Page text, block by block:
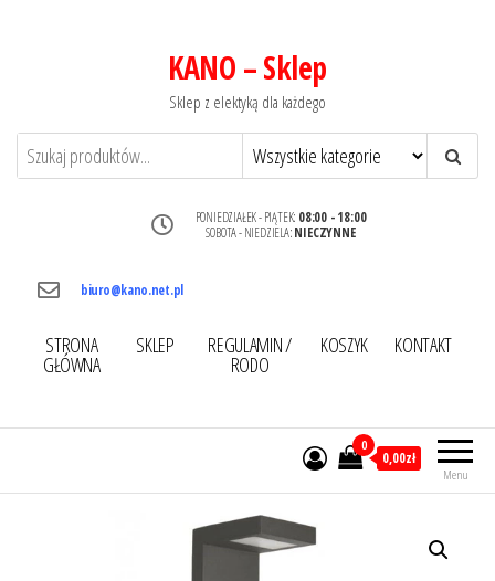
KANO – Sklep
Sklep z elektyką dla każdego
PONIEDZIAŁEK - PIĄTEK: 08:00 - 18:00
SOBOTA - NIEDZIELA:NIECZYNNE
biuro@kano.net.pl
STRONA
GŁÓWNA
SKLEP REGULAMIN /
RODO
KOSZYK KONTAKT
Menu
0
0,00zł